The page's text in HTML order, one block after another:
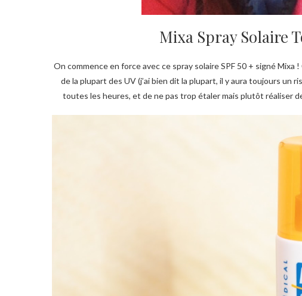
Mixa Spray Solaire
On commence en force avec ce spray solaire SPF 50 + signé
de la plupart des UV (j’ai bien dit la plupart, il y aura toujours un
toutes les heures, et de ne pas trop étaler mais plutôt réaliser